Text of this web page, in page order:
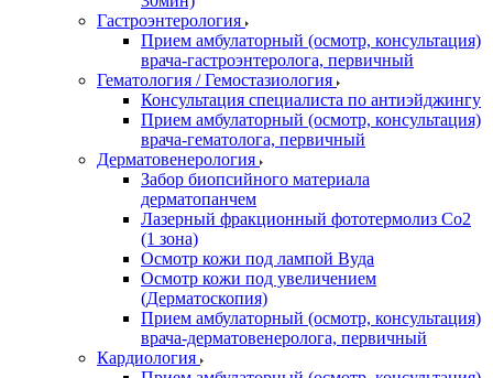
Гастроэнтерология
Прием амбулаторный (осмотр, консультация)
врача-гастроэнтеролога, первичный
Гематология / Гемостазиология
Консультация специалиста по антиэйджингу
Прием амбулаторный (осмотр, консультация)
врача-гематолога, первичный
Дерматовенерология
Забор биопсийного материала
дерматопанчем
Лазерный фракционный фототермолиз Со2
(1 зона)
Осмотр кожи под лампой Вуда
Осмотр кожи под увеличением
(Дерматоскопия)
Прием амбулаторный (осмотр, консультация)
врача-дерматовенеролога, первичный
Кардиология